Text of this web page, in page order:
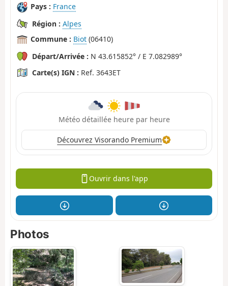
Pays : France
Région : Alpes
Commune : Biot (06410)
Départ/Arrivée : N 43.615852° / E 7.082989°
Carte(s) IGN : Ref. 3643ET
Météo détaillée heure par heure
Découvrez Visorando Premium
Ouvrir dans l'app
Photos